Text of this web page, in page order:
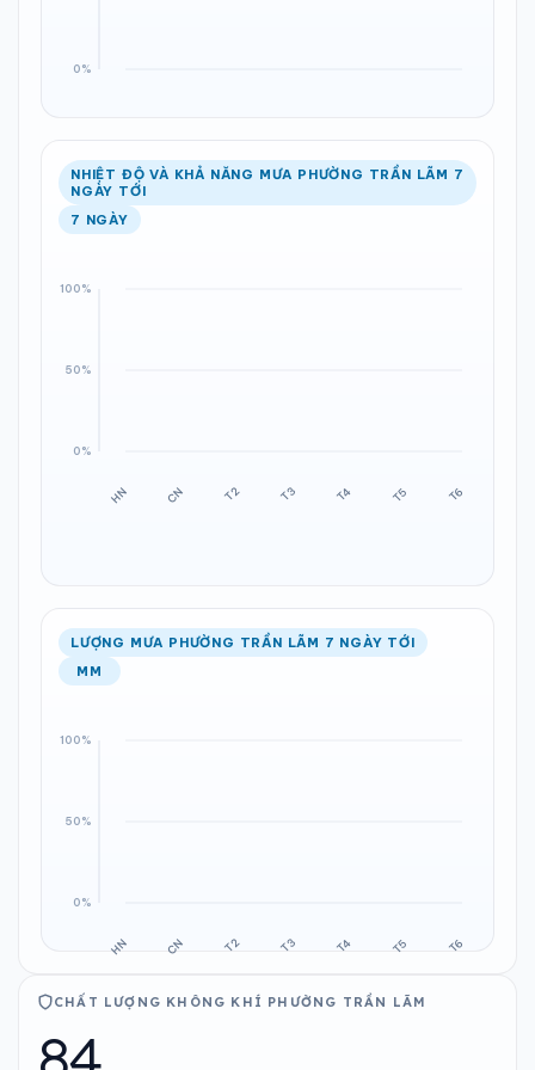
NHIỆT ĐỘ VÀ KHẢ NĂNG MƯA PHƯỜNG TRẦN LÃM 7
NGÀY TỚI
7 NGÀY
LƯỢNG MƯA PHƯỜNG TRẦN LÃM 7 NGÀY TỚI
MM
CHẤT LƯỢNG KHÔNG KHÍ PHƯỜNG TRẦN LÃM